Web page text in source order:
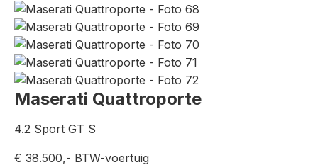
Maserati Quattroporte
4.2 Sport GT S
€ 38.500,- BTW-voertuig